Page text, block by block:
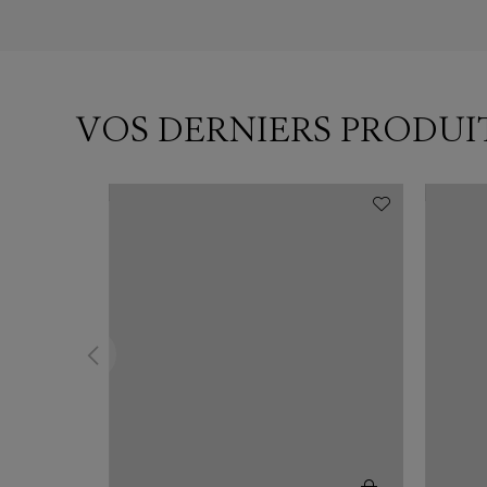
VOS DERNIERS